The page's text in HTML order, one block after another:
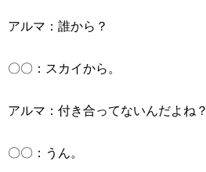
アルマ：誰から？
〇〇：スカイから。
アルマ：付き合ってないんだよね？
〇〇：うん。